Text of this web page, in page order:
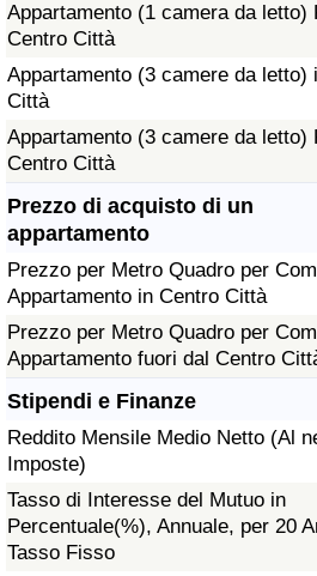
Appartamento (1 camera da letto)
Centro Città
Appartamento (3 camere da letto)
Città
Appartamento (3 camere da letto)
Centro Città
Prezzo di acquisto di un
appartamento
Prezzo per Metro Quadro per
Appartamento in Centro Città
Prezzo per Metro Quadro per
Appartamento fuori dal Centro
Stipendi e Finanze
Reddito Mensile Medio Netto (Al
Imposte)
Tasso di Interesse del Mutuo in
Percentuale(%), Annuale, per 20
Tasso Fisso